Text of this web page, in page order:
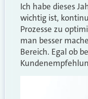
Ich habe dieses
wichtig ist,
Prozesse zu
man besser
Bereich. Egal ob